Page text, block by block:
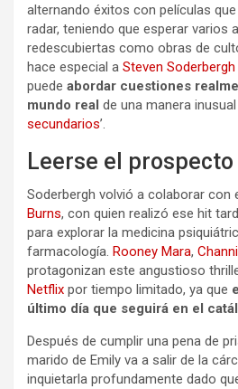
alternando éxitos con películas
radar, teniendo que esperar varios
redescubiertas como obras de
hace especial a Steven Soderbergh
puede abordar cuestiones
mundo real de una manera
secundarios’.
Leerse el prospecto
Soderbergh volvió a colaborar con
Burns, con quien realizó ese hit
para explorar la medicina
farmacología. Rooney Mara,
protagonizan este angustioso
Netflix por tiempo limitado, ya que
último día que seguirá en el
Después de cumplir una pena de
marido de Emily va a salir de la
inquietarla profundamente dado